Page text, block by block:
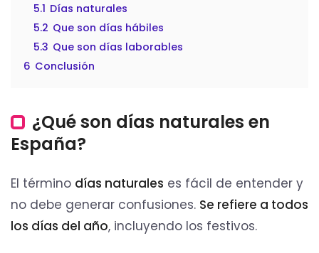
5.1 Días naturales
5.2 Que son días hábiles
5.3 Que son días laborables
6 Conclusión
¿Qué son días naturales en
España?
El término días naturales es fácil de entender y
no debe generar confusiones. Se refiere a todos
los días del año, incluyendo los festivos.